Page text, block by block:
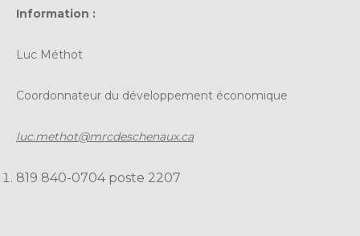
Information :
Luc Méthot
Coordonnateur du développement économique
luc.methot@mrcdeschenaux.ca
819 840-0704 poste 2207